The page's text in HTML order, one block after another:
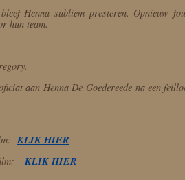
Henna subliem presteren. Opnieuw
hun team.
aan Henna De Goedereede na een
KLIK HIER
KLIK HIER